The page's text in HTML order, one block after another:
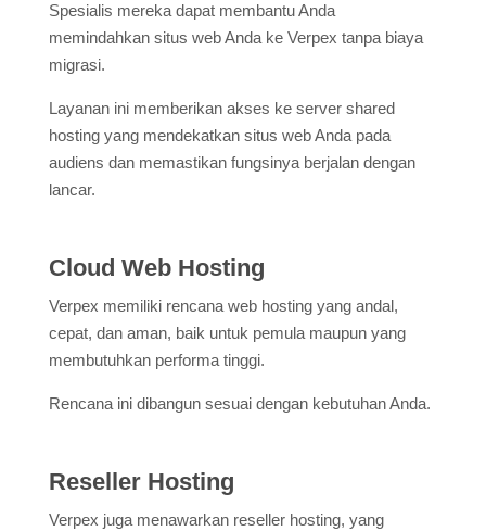
Spesialis mereka dapat membantu Anda
memindahkan situs web Anda ke Verpex tanpa biaya
migrasi.
Layanan ini memberikan akses ke server shared
hosting yang mendekatkan situs web Anda pada
audiens dan memastikan fungsinya berjalan dengan
lancar.
Cloud Web Hosting
Verpex memiliki rencana web hosting yang andal,
cepat, dan aman, baik untuk pemula maupun yang
membutuhkan performa tinggi.
Rencana ini dibangun sesuai dengan kebutuhan Anda.
Reseller Hosting
Verpex juga menawarkan reseller hosting, yang